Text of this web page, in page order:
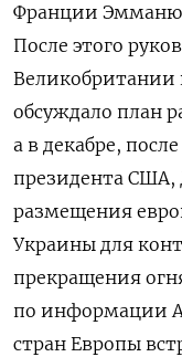
Франции
После этого
Великобритании
обсуждало план
а в декабре,
президента США,
размещения
Украины для
прекращения
по информации
стран Европы